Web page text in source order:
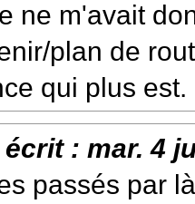
ne m'avait
plan de
qui plus est.
écrit :mar. 4
passés par